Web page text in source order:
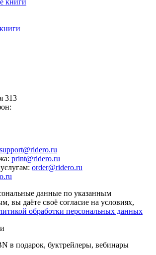
книги
313
:
support@ridero.ru
: print@ridero.ru
: order@ridero.ru
данные по указанным
вы даёте своё согласие на условиях,
обработки персональных данных
в подарок, буктрейлеры, вебинары